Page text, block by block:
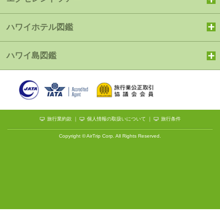
ハワイホテル図鑑
ハワイ島図鑑
旅行業約款｜ 個人情報の取扱いについて ｜ 旅行条件
Copyright © AirTrip Corp. All Rights Reserved.